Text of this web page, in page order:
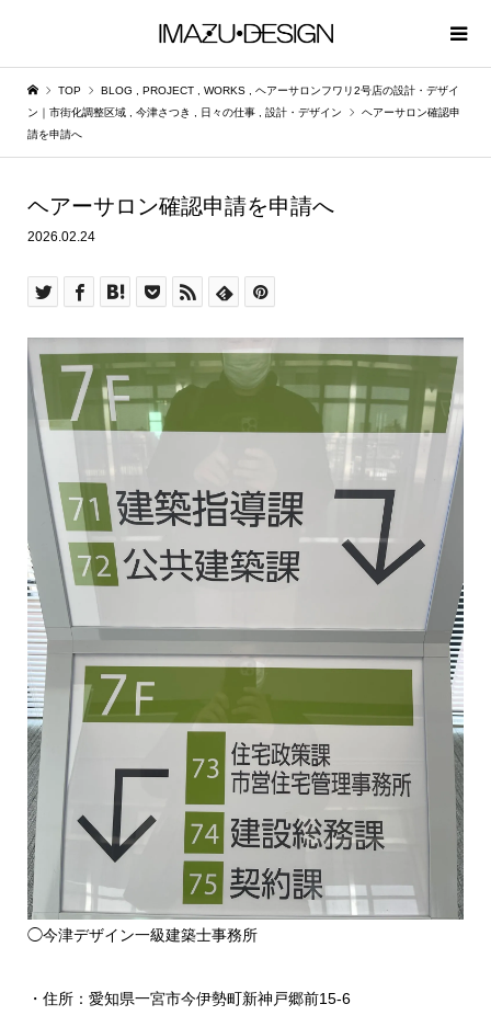
TOP BLOG PROJECT WORKS
ヘアーサロンフワリ2号店の設計・デザイ
ン｜市街化調整区域
今津さつき 日々の仕事 設計・デザイン
ヘアーサロン確認申
請を申請へ
ヘアーサロン確認申請を申請へ
2026.02.24
◯今津デザイン一級建築士事務所
・住所：愛知県一宮市今伊勢町新神戸郷前15-6